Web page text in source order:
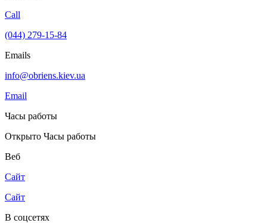
Call
(044) 279-15-84
Emails
info@obriens.kiev.ua
Email
Часы работы
Открыто Часы работы
Веб
Сайт
Сайт
В соцсетях